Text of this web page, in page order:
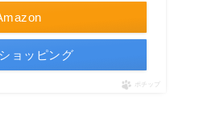
ョッピング
ポチップ